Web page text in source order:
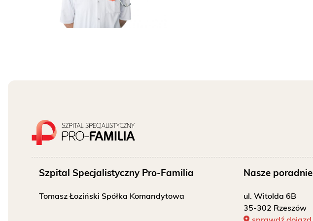
SZUKAJ
przez cały okres trwania ciąży
Szpital Specjalistyczny Pro-Familia
Tomasz Łoziński Spółka Komandytowa
Nasze poradnie
ul. Witolda 6B
35-302 Rzeszów